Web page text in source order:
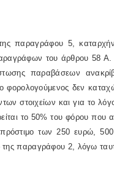
παραγράφου 5,
του άρθρου 58
παραβάσεων
δεν
στοιχείων και για το
το 50% του φόρου που
των 250 ευρώ,
παραγράφου 2, λόγω